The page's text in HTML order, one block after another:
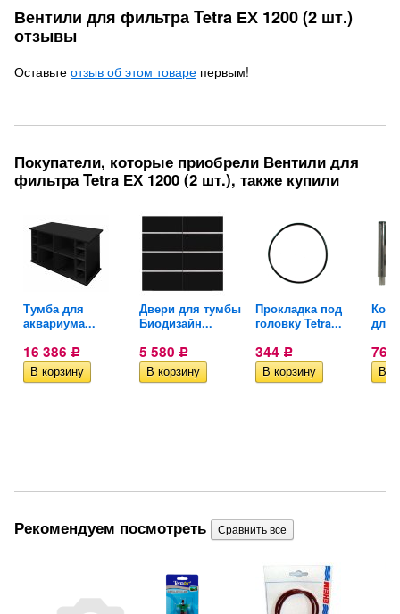
Вентили для фильтра Tetra ЕХ 1200 (2 шт.)
отзывы
Оставьте отзыв об этом товаре первым!
Покупатели, которые приобрели Вентили для
фильтра Tetra ЕХ 1200 (2 шт.), также купили
Тумба для
аквариума...
16 386 Р
Двери для тумбы
Биодизайн...
5 580 Р
Прокладка под
головку Tetra...
344 Р
для
763
Рекомендуем посмотреть